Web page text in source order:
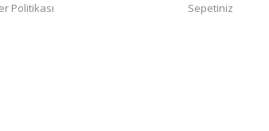
Politikası
Sepetiniz